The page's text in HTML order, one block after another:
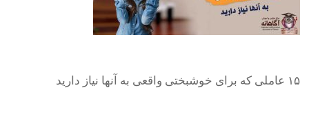
۱۵ عاملی که برای خوشبختی واقعی به آنها نیاز دارید